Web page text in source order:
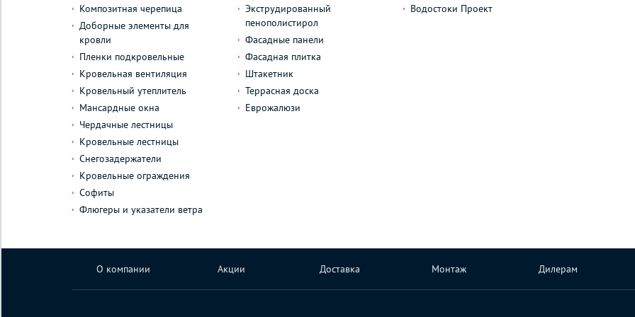
Композитная черепица
Доборные элементы для
кровли
Пленки подкровельные
Кровельная вентиляция
Кровельный утеплитель
Мансардные окна
Чердачные лестницы
Кровельные лестницы
Снегозадержатели
Кровельные ограждения
Софиты
Флюгеры и указатели ветра
Экструдированный
пенополистирол
Фасадные панели
Фасадная плитка
Штакетник
Террасная доска
Еврожалюзи
Водостоки Проект
О компании Акции Доставка Монтаж Дилерам